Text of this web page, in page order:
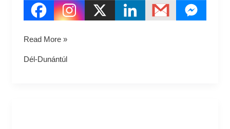
Read More »
Dél-Dunántúl